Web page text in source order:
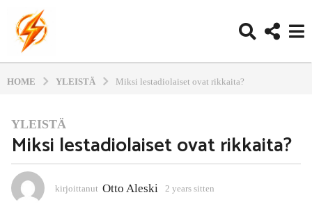
HOME YLEISTÄ Miksi lestadiolaiset ovat rikkaita?
2
y
a
r
YLEISTÄ
Miksi lestadiolaiset ovat rikkaita?
kirjoittanut Otto Aleski 2 years sitten